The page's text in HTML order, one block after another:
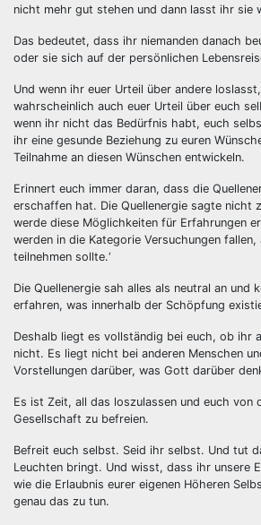
nicht mehr gut stehen und dann lasst ihr sie
Das bedeutet, dass ihr niemanden danach
oder sie sich auf der persönlichen
Und wenn ihr euer Urteil über andere
wahrscheinlich auch euer Urteil über euch
wenn ihr nicht das Bedürfnis habt, euch
ihr eine gesunde Beziehung zu euren
Teilnahme an diesen Wünschen entwickeln.
Erinnert euch immer daran, dass die
erschaffen hat. Die Quellenergie sagte nicht
werde diese Möglichkeiten für Erfahrungen
werden in die Kategorie Versuchungen fallen,
teilnehmen sollte.‘
Die Quellenergie sah alles als neutral an und
erfahren, was innerhalb der Schöpfung
Deshalb liegt es vollständig bei euch, ob ihr
nicht. Es liegt nicht bei anderen Menschen
Vorstellungen darüber, was Gott darüber
Es ist Zeit, all das loszulassen und euch von
Gesellschaft zu befreien.
Befreit euch selbst. Seid ihr selbst. Und tut
Leuchten bringt. Und wisst, dass ihr unsere
wie die Erlaubnis eurer eigenen Höheren
genau das zu tun.